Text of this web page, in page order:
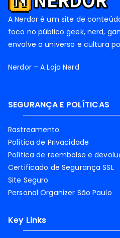
A Nerdor é um site de
foco no público geek, nerd,
envolve o universo e cultura
Nerdor – A Loja Nerd
SEGURANÇA E POLÍTICAS
Rastreamento
Política de Privacidade
Política de reembolso e
Certificado de Segurança SSL
Site Seguro
Personal Organizer São Paulo
Key Links